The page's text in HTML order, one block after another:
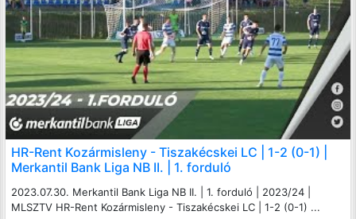
HR-Rent Kozármisleny - Tiszakécskei LC | 1-2 (0-1) |
Merkantil Bank Liga NB II. | 1. forduló
2023.07.30. Merkantil Bank Liga NB II. | 1. forduló | 2023/24 |
MLSZTV HR-Rent Kozármisleny - Tiszakécskei LC | 1-2 (0-1) ...